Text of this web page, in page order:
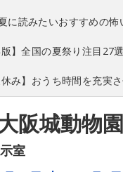
に読みたいおすすめの
版】全国の夏祭り注目27
休み】おうち時間を充実
阪城動物園
室